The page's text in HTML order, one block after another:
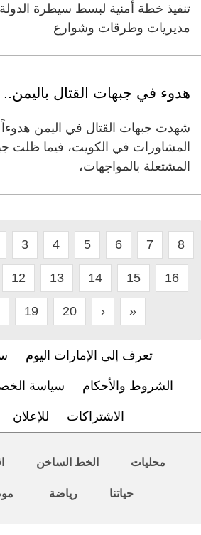
تنفيذ خطة أمنية لبسط سيطرة
مديريات وطرقات وشوارع
هدوء في جبهات القتال باليمن..
شهدت جبهات القتال في اليمن
المشاورات في الكويت، فيما ظلت
المشتعلة بالمواجهات،
3 4 5 6 7 8
12 13 14 15 16
19 20 › »
تعرف إلى الإمارات اليوم
الشروط والأحكام سياسة
الاشتراكات للإعلان
محليات الخط الساخن
حياتنا رياضة